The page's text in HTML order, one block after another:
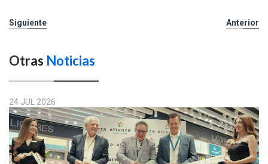
Siguiente Anterior
Otras Noticias
24 JUL 2026